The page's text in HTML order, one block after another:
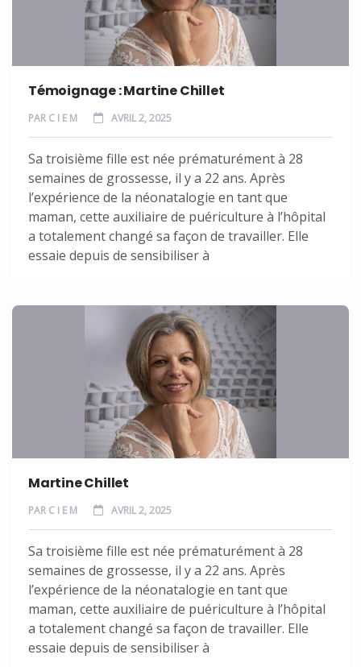
Témoignage : Martine Chillet
PAR C I E M AVRIL 2, 2025
Sa troisième fille est née prématurément à 28
semaines de grossesse, il y a 22 ans. Après
l’expérience de la néonatalogie en tant que
maman, cette auxiliaire de puériculture à l’hôpital
a totalement changé sa façon de travailler. Elle
essaie depuis de sensibiliser à
Martine Chillet
PAR C I E M AVRIL 2, 2025
Sa troisième fille est née prématurément à 28
semaines de grossesse, il y a 22 ans. Après
l’expérience de la néonatalogie en tant que
maman, cette auxiliaire de puériculture à l’hôpital
a totalement changé sa façon de travailler. Elle
essaie depuis de sensibiliser à